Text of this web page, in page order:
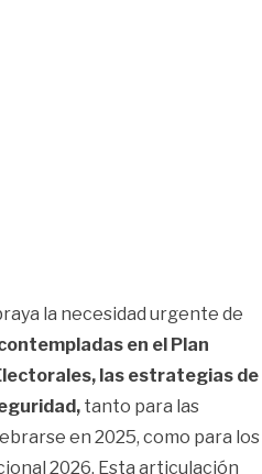
la necesidad urgente de
en el Plan
las estrategias de
tanto para las
en 2025, como para los
2026. Esta articulación